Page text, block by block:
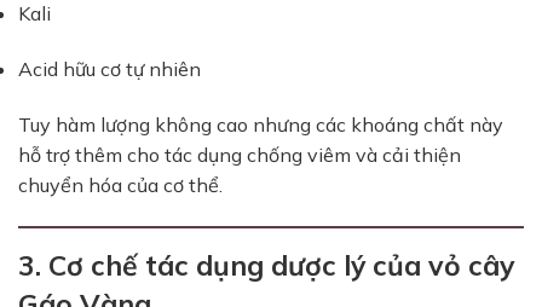
Kali
Acid hữu cơ tự nhiên
Tuy hàm lượng không cao nhưng các khoáng chất này
hỗ trợ thêm cho tác dụng chống viêm và cải thiện
chuyển hóa của cơ thể.
3. Cơ chế tác dụng dược lý của vỏ cây